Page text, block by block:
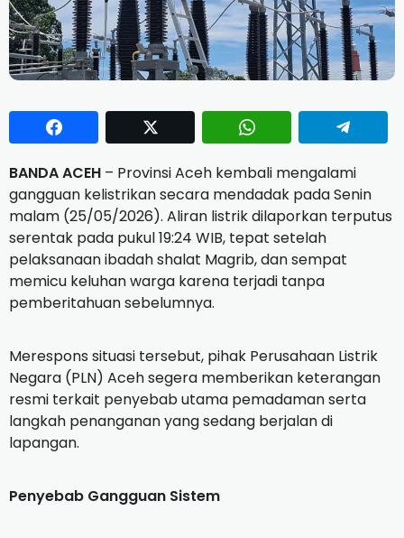
BANDA ACEH – Provinsi Aceh kembali mengalami
gangguan kelistrikan secara mendadak pada Senin
malam (25/05/2026). Aliran listrik dilaporkan terputus
serentak pada pukul 19:24 WIB, tepat setelah
pelaksanaan ibadah shalat Magrib, dan sempat
memicu keluhan warga karena terjadi tanpa
pemberitahuan sebelumnya.
Merespons situasi tersebut, pihak Perusahaan Listrik
Negara (PLN) Aceh segera memberikan keterangan
resmi terkait penyebab utama pemadaman serta
langkah penanganan yang sedang berjalan di
lapangan.
Penyebab Gangguan Sistem